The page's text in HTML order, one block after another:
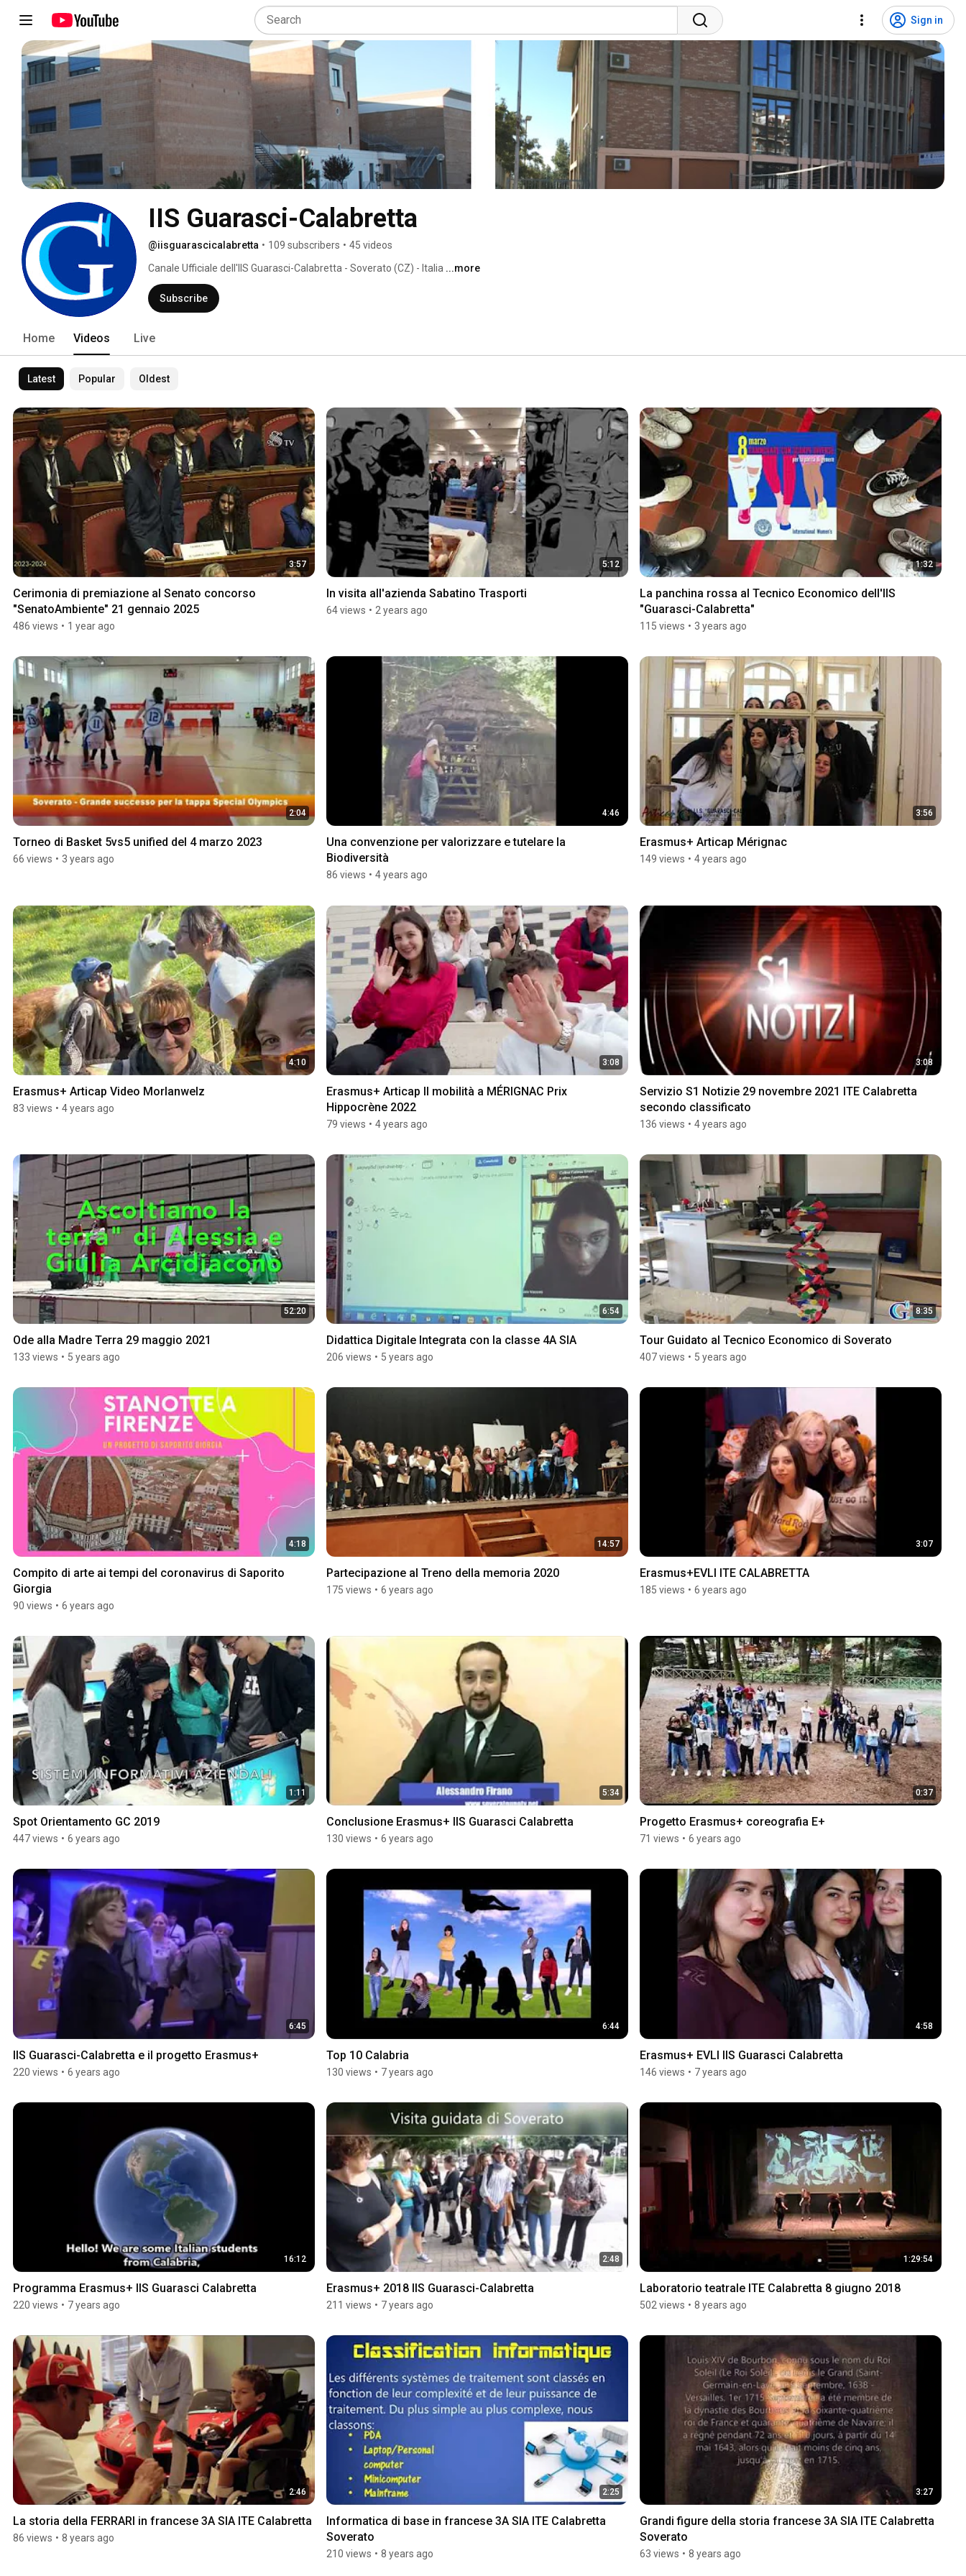
Sign in
IIS Guarasci-Calabretta
@iisguarascicalabretta • 109 subscribers • 45 videos
Canale Ufficiale dell'IIS Guarasci-Calabretta - Soverato (CZ) - Italia ...more
Subscribe
Home Videos Live
Latest Popular Oldest
3:57
Cerimonia di premiazione al Senato concorso
"SenatoAmbiente" 21 gennaio 2025
486 views • 1 year ago
5:12
In visita all'azienda Sabatino Trasporti
64 views • 2 years ago
1:32
La panchina rossa al Tecnico Economico dell'IIS
"Guarasci-Calabretta"
115 views • 3 years ago
2:04
Torneo di Basket 5vs5 unified del 4 marzo 2023
66 views • 3 years ago
4:46
Una convenzione per valorizzare e tutelare la
Biodiversità
86 views • 4 years ago
3:56
Erasmus+ Articap Mérignac
149 views • 4 years ago
4:10
Erasmus+ Articap Video Morlanwelz
83 views • 4 years ago
3:08
Erasmus+ Articap II mobilità a MÉRIGNAC Prix
Hippocrène 2022
79 views • 4 years ago
3:08
Servizio S1 Notizie 29 novembre 2021 ITE Calabretta
secondo classificato
136 views • 4 years ago
52:20
Ode alla Madre Terra 29 maggio 2021
133 views • 5 years ago
6:54
Didattica Digitale Integrata con la classe 4A SIA
206 views • 5 years ago
8:35
Tour Guidato al Tecnico Economico di Soverato
407 views • 5 years ago
4:18
Compito di arte ai tempi del coronavirus di Saporito
Giorgia
90 views • 6 years ago
14:57
Partecipazione al Treno della memoria 2020
175 views • 6 years ago
3:07
Erasmus+EVLI ITE CALABRETTA
185 views • 6 years ago
1:11
Spot Orientamento GC 2019
447 views • 6 years ago
5:34
Conclusione Erasmus+ IIS Guarasci Calabretta
130 views • 6 years ago
0:37
Progetto Erasmus+ coreografia E+
71 views • 6 years ago
6:45
IIS Guarasci-Calabretta e il progetto Erasmus+
220 views • 6 years ago
6:44
Top 10 Calabria
130 views • 7 years ago
4:58
Erasmus+ EVLI IIS Guarasci Calabretta
146 views • 7 years ago
16:12
Programma Erasmus+ IIS Guarasci Calabretta
220 views • 7 years ago
2:48
Erasmus+ 2018 IIS Guarasci-Calabretta
211 views • 7 years ago
1:29:54
Laboratorio teatrale ITE Calabretta 8 giugno 2018
502 views • 8 years ago
2:46
La storia della FERRARI in francese 3A SIA ITE Calabretta
86 views • 8 years ago
2:25
Informatica di base in francese 3A SIA ITE Calabretta
Soverato
210 views • 8 years ago
3:27
Grandi figure della storia francese 3A SIA ITE Calabretta
Soverato
63 views • 8 years ago